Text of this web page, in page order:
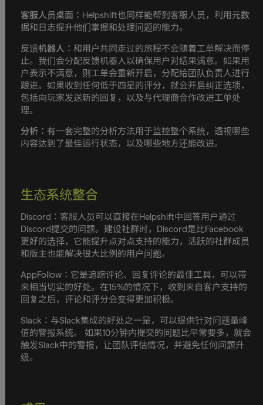
客服人员桌面： Helpshift也同样能帮到客服人员，利用元数
据和日志提升他们掌握和处理问题的能力。
反馈机器人： 和用户共同走过的旅程不会随着工单解决而停
止。我们会分配反馈机器人以确保用户对结果满意。如果用
户表示不满意，则工单会重新开启，分配给团队负责人进行
跟进。如果收到任何低于四星的评分，就会开启纠正选项，
包括向玩家发送新的回复，以及与代理商合作改进工单处
理。
分析： 有一套完整的分析方法用于监控整个系统，透视哪些
内容达到了最佳运行状态，以及哪些地方还能改进。
生态系统整合
Discord：客服人员可以直接在Helpshift中回答用户通过
Discord提交的问题。建设社群时，Discord是比Facebook
更好的选择，它能提升点对点支持的能力，活跃的社群成员
和版主也能解决很大比例的用户问题。
AppFollow：它是追踪评论、回复评论的最佳工具，可以带
来相当切实的好处。在15%的情况下，收到来自客户支持的
回复之后，评论和评分会变得更加积极。
Slack：与Slack集成的好处之一是，可以提供针对问题量峰
值的警报系统。 如果10分钟内提交的问题比平常要多，就会
触发Slack中的警报，让团队评估情况，并避免任何问题升
级。